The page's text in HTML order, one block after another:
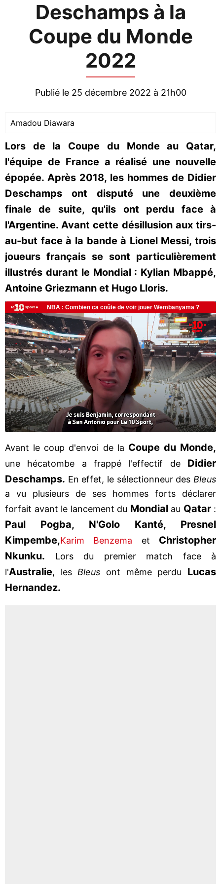
Deschamps à la
Coupe du Monde
2022
Publié le 25 décembre 2022 à 21h00
Amadou Diawara
Lors de la Coupe du Monde au Qatar,
l'équipe de France a réalisé une nouvelle
épopée. Après 2018, les hommes de Didier
Deschamps ont disputé une deuxième
finale de suite, qu'ils ont perdu face à
l'Argentine. Avant cette désillusion aux tirs-
au-but face à la bande à Lionel Messi, trois
joueurs français se sont particulièrement
illustrés durant le Mondial : Kylian Mbappé,
Antoine Griezmann et Hugo Lloris.
Avant le coup d'envoi de la Coupe du Monde,
une hécatombe a frappé l'effectif de Didier
Deschamps. En effet, le sélectionneur des Bleus
a vu plusieurs de ses hommes forts déclarer
forfait avant le lancement du Mondialau Qatar:
Paul Pogba, N'Golo Kanté, Presnel
Kimpembe,Karim Benzema et Christopher
Nkunku. Lors du premier match face à
l'Australie, les Bleus ont même perdu Lucas
Hernandez.